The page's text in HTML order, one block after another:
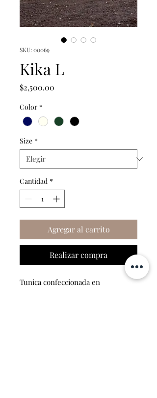
SKU: 00069
Kika L
$2,500.00
Color *
Size *
Cantidad *
Agregar al carrito
Realizar compra
Tunica confeccionada en